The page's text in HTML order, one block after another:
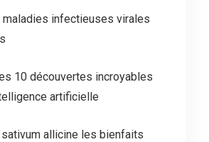
maladies infectieuses virales
10 découvertes incroyables
artificielle
allicine les bienfaits